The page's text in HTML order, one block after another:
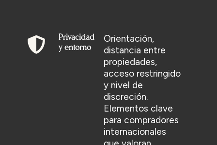
Privacidad
y entorno
Orientación,
distancia entre
propiedades,
acceso restringido
y nivel de
discreción.
Elementos clave
para compradores
internacionales